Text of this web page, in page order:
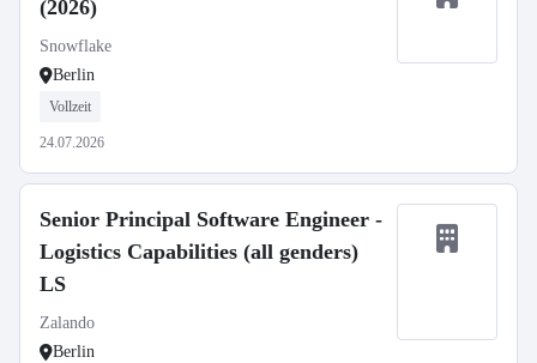
(2026)
Snowflake
Berlin
Vollzeit
24.07.2026
Senior Principal Software Engineer -
Logistics Capabilities (all genders)
LS
Zalando
Berlin